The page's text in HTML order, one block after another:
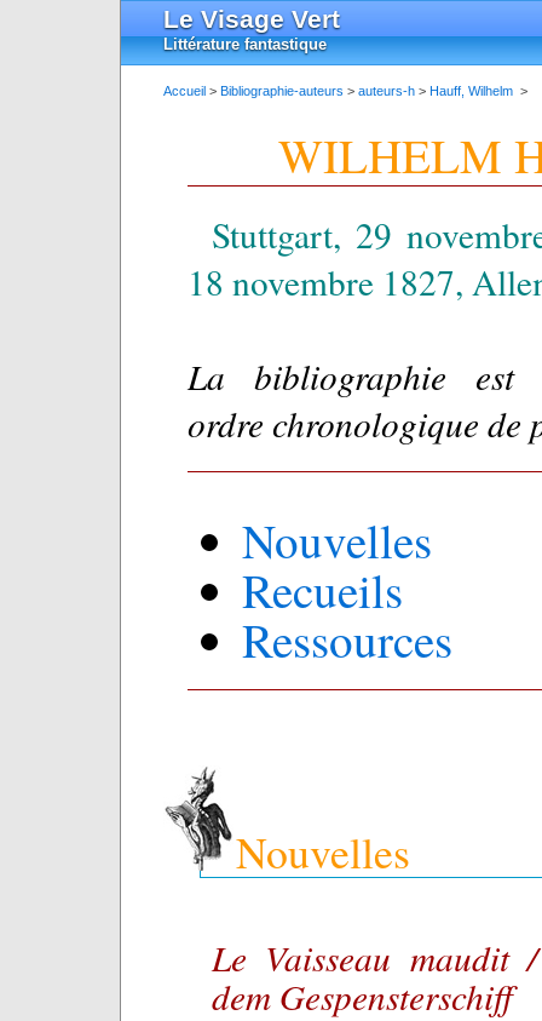
Le Visage Vert
Littérature fantastique
Accueil > Bibliographie-auteurs > auteurs-h > Hauff, Wilhelm >
WILHELM
Stuttgart, 29
18 novembre 1827,
La bibliographie est
ordre chronologique de
Nouvelles
Recueils
Ressources
Nouvelles
Le Vaisseau maudit
dem Gespensterschiff